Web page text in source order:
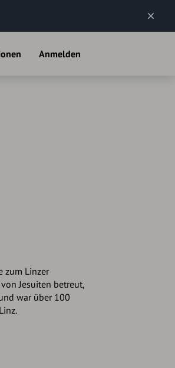
Anmelden
zum Linzer
Jesuiten betreut,
war über 100